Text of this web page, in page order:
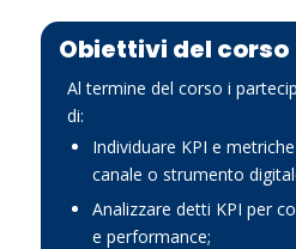
Obiettivi del corso
Al termine del corso i
di:
Individuare KPI e
canale o strumento
Analizzare detti KPI per
e performance;